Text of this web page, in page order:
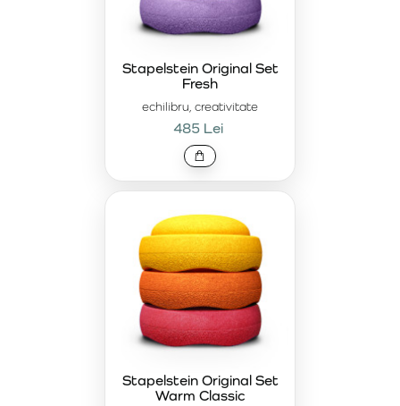
echilibru, creativitate
Stapelstein Original Set
Fresh
485 Lei
Stapelstein Original Set
Warm Classic